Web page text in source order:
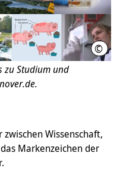
©
zu Studium und
Wissenschaft,
Markenzeichen der